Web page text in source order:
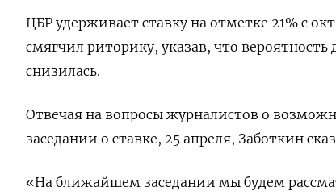
ЦБР удерживает ставку на отметке 21% с
смягчил риторику, указав, что
снизилась.
Отвечая на вопросы журналистов о
заседании о ставке, 25 апреля, Заботкин
«На ближайшем заседании мы будем